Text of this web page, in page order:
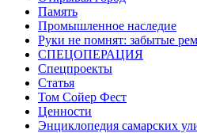
Память
Промышленное наследие
Руки не помнят: забытые
СПЕЦОПЕРАЦИЯ
Спецпроекты
Статья
Том Сойер Фест
Ценности
Энциклопедия самарских